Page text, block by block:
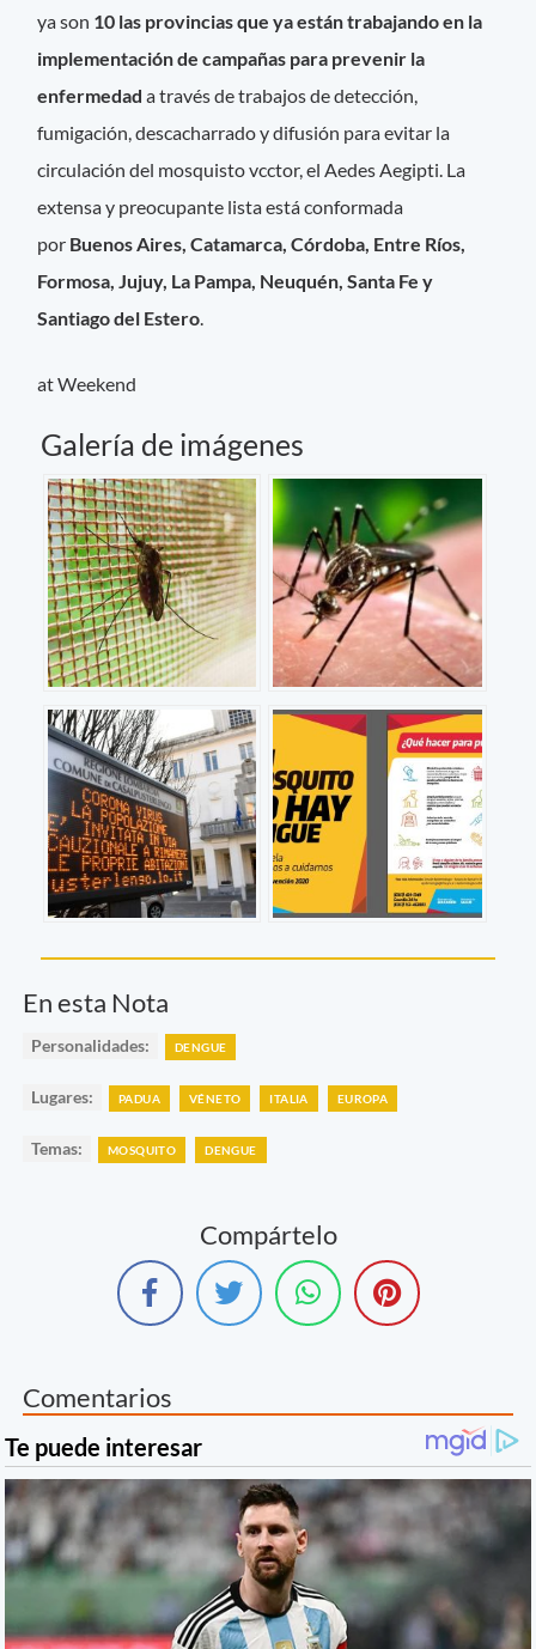
ya son 10 las provincias que ya están trabajando en la
implementación de campañas para prevenir la
enfermedada través de trabajos de detección,
fumigación, descacharrado y difusión para evitar la
circulación del mosquisto vcctor, el Aedes Aegipti. La
extensa y preocupante lista está conformada
por Buenos Aires, Catamarca, Córdoba, Entre Ríos,
Formosa, Jujuy, La Pampa, Neuquén, Santa Fe y
Santiago del Estero.
at Weekend
Galería de imágenes
En esta Nota
Personalidades: DENGUE
Lugares: PADUA VÉNETO ITALIA EUROPA
Temas: MOSQUITO DENGUE
Compártelo
Comentarios